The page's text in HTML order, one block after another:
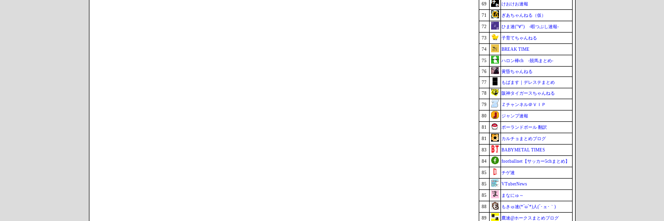
69 けおけお速報
71 ぎあちゃんねる（仮）
72 ひま速(°∀°) -暇つぶし速報-
73 子育てちゃんねる
74 BREAK TIME
75 ハロン棒ch -競馬まとめ-
76 黄昏ちゃんねる
77 もばます｜デレステまとめ
78 阪神タイガースちゃんねる
79 Ｚチャンネル＠ＶＩＰ
80 ジャンプ速報
81 ポーランドボール 翻訳
81 カルチョまとめブログ
83 BABYMETAL TIMES
84 footballnet【サッカー5chまとめ】
85 チゲ速
85 VTuberNews
85 まなにゅ～
88 もきゅ速(*´ω`*)人(´･ェ･｀)
89 鷹速@ホークスまとめブログ